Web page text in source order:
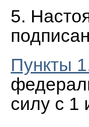
5.
Пункты
силу с 1